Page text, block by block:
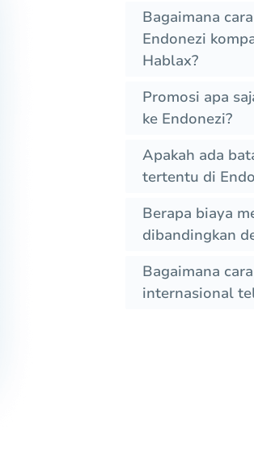
Bagaimana
Endonezi
Hablax?
Promosi apa
ke Endonezi?
Apakah ada
tertentu di
Berapa biaya
dibandingkan
Bagaimana
internasional